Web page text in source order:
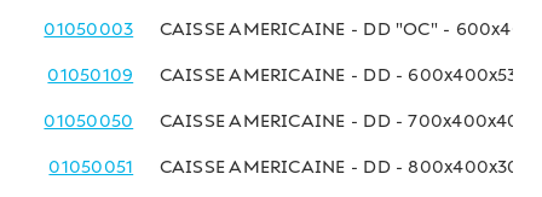
01050003 CAISSE AMERICAINE - DD "OC" -
01050109 CAISSE AMERICAINE - DD - 600x400x530
01050050 CAISSE AMERICAINE - DD - 700x400x400
01050051 CAISSE AMERICAINE - DD - 800x400x300